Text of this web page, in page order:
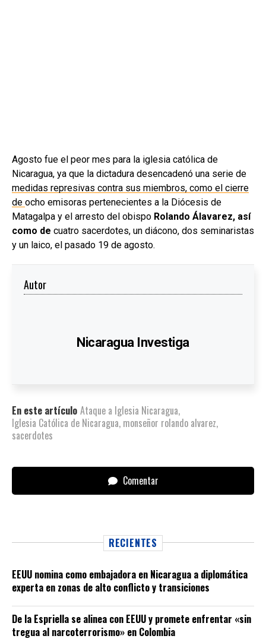
Agosto fue el peor mes para la iglesia católica de
Nicaragua, ya que la dictadura desencadenó una serie de
medidas represivas contra sus miembros, como el cierre
de ocho emisoras pertenecientes a la Diócesis de
Matagalpa y el arresto del obispo Rolando Álavarez, así
como de cuatro sacerdotes, un diácono, dos seminaristas
y un laico, el pasado 19 de agosto.
Autor
Nicaragua Investiga
En este artículo Ataque a Iglesia Nicaragua,
Iglesia Católica de Nicaragua, monseñor rolando alvarez,
sacerdotes
Comentar
RECIENTES
EEUU nomina como embajadora en Nicaragua a diplomática
experta en zonas de alto conflicto y transiciones
De la Espriella se alinea con EEUU y promete enfrentar «sin
tregua al narcoterrorismo» en Colombia